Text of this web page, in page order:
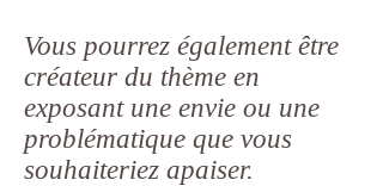
Vous pourrez également être
créateur du thème en
exposant une envie ou une
problématique que vous
souhaiteriez apaiser.